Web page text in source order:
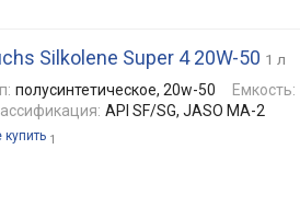
Silkolene Super 4 20W-50 1 л
полусинтетическое, 20w-50 Емкость:
API SF/SG, JASO MA-2
купить 1